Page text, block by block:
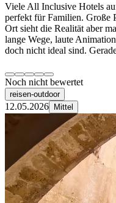
Viele All Inclusive Hotels
perfekt für Familien. Große
Ort sieht die Realität aber
lange Wege, laute
doch nicht ideal sind.
Noch nicht bewertet
reisen-outdoor
12.05.2026 Mittel